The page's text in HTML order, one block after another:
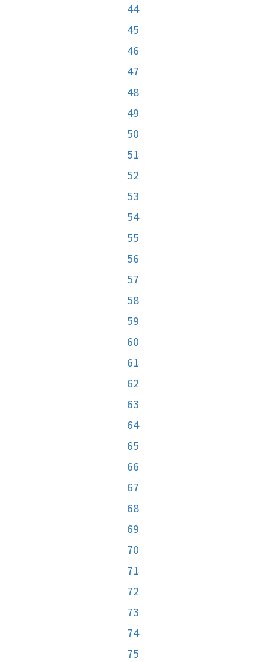
44
45
46
47
48
49
50
51
52
53
54
55
56
57
58
59
60
61
62
63
64
65
66
67
68
69
70
71
72
73
74
75